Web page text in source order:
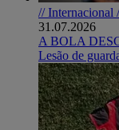
// Internacional
31.07.2026
A BOLA
Lesão de